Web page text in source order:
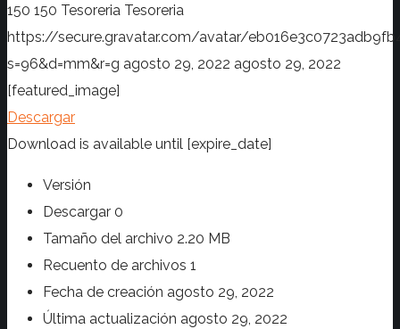
150 150 Tesoreria Tesoreria
https://secure.gravatar.com/avatar/
s=96&d=mm&r=g agosto 29, 2022 agosto 29, 2022
[featured_image]
Descargar
Download is available until [expire_date]
Versión
Descargar 0
Tamaño del archivo 2.20 MB
Recuento de archivos 1
Fecha de creación agosto 29, 2022
Última actualización agosto 29, 2022